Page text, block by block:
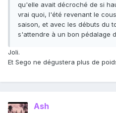
qu'elle avait décroché de si
vrai quoi, l'été revenant le
saison, et avec les débuts du
s'attendre à un bon pédalage
Joli.
Et Sego ne dégustera plus de
Ash